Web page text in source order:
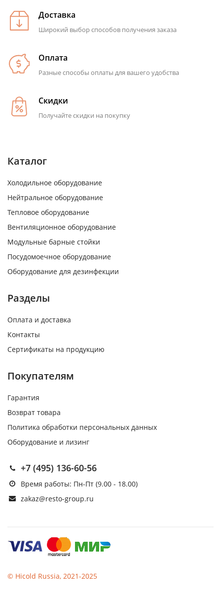
Доставка
Широкий выбор способов получения заказа
Оплата
Разные способы оплаты для вашего удобства
Скидки
Получайте скидки на покупку
Каталог
Холодильное оборудование
Нейтральное оборудование
Тепловое оборудование
Вентиляционное оборудование
Модульные барные стойки
Посудомоечное оборудование
Оборудование для дезинфекции
Разделы
Оплата и доставка
Контакты
Сертификаты на продукцию
Покупателям
Гарантия
Возврат товара
Политика обработки персональных данных
Оборудование и лизинг
+7 (495) 136-60-56
Время работы: Пн-Пт (9.00 - 18.00)
zakaz@resto-group.ru
© Hicold Russia, 2021-2025